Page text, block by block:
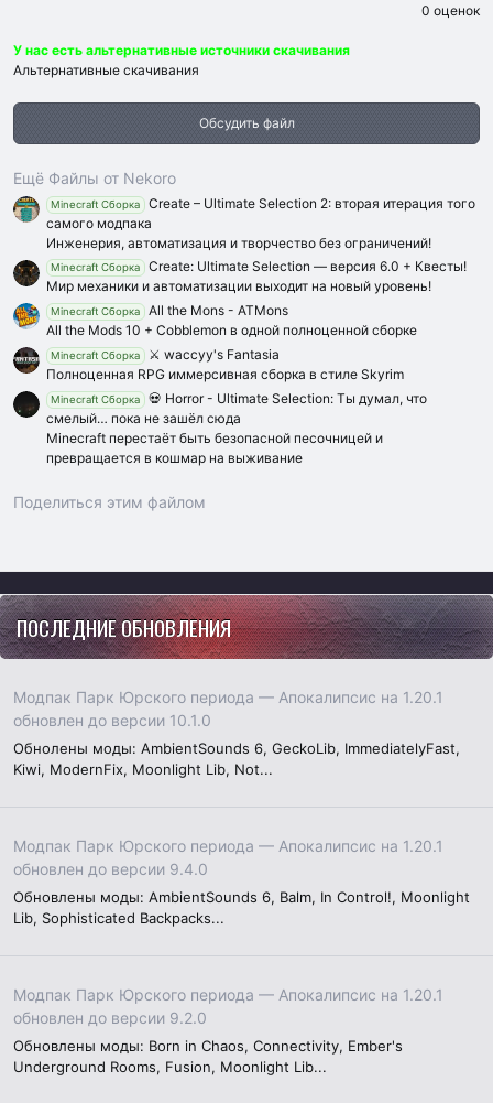
0
з
ё
0 оценок
У нас есть альтернативные источники скачивания
Альтернативные скачивания
Обсудить файл
Ещё Файлы от Nekoro
Minecraft Сборка
Create – Ultimate Selection 2: вторая итерация того
самого модпака
Инженерия, автоматизация и творчество без ограничений!
Minecraft Сборка
Create: Ultimate Selection — версия 6.0 + Квесты!
Мир механики и автоматизации выходит на новый уровень!
Minecraft Сборка
All the Mons - ATMons
All the Mods 10 + Cobblemon в одной полноценной сборке
Minecraft Сборка
⚔️ waccyy's Fantasia
Полноценная RPG иммерсивная сборка в стиле Skyrim
Minecraft Сборка
💀 Horror - Ultimate Selection: Ты думал, что
смелый… пока не зашёл сюда
Minecraft перестаёт быть безопасной песочницей и
превращается в кошмар на выживание
Поделиться этим файлом
ПОСЛЕДНИЕ ОБНОВЛЕНИЯ
Модпак Парк Юрского периода — Апокалипсис на 1.20.1
обновлен до версии 10.1.0
Обнолены моды: AmbientSounds 6, GeckoLib, ImmediatelyFast,
Kiwi, ModernFix, Moonlight Lib, Not...
Модпак Парк Юрского периода — Апокалипсис на 1.20.1
обновлен до версии 9.4.0
Обновлены моды: AmbientSounds 6, Balm, In Control!, Moonlight
Lib, Sophisticated Backpacks...
Модпак Парк Юрского периода — Апокалипсис на 1.20.1
обновлен до версии 9.2.0
Обновлены моды: Born in Chaos, Connectivity, Ember's
Underground Rooms, Fusion, Moonlight Lib...